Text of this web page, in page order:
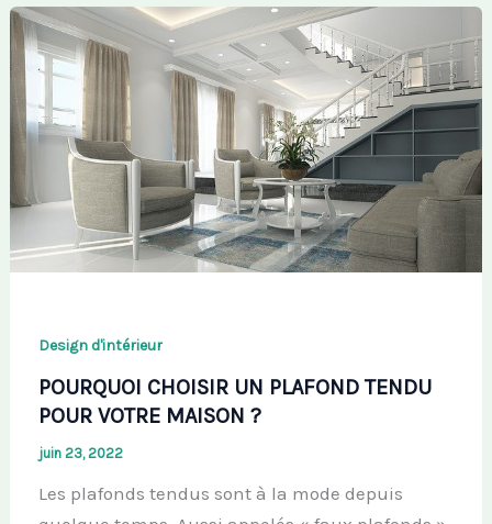
Design d'intérieur
POURQUOI CHOISIR UN PLAFOND TENDU
POUR VOTRE MAISON ?
juin 23, 2022
Les plafonds tendus sont à la mode depuis